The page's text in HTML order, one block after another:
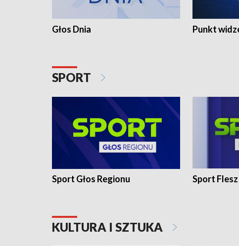
Głos Dnia Punkt
SPORT
Sport Głos Regionu Sport Flesz
KULTURA I SZTUKA